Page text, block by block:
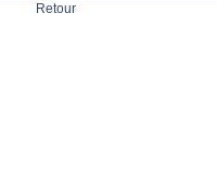
Retour